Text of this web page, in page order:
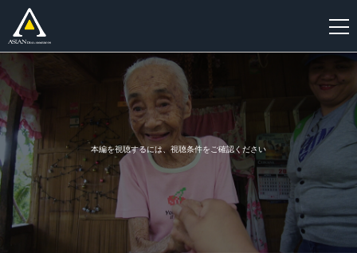
規
本編を視聴するには、視聴条件をご確認ください